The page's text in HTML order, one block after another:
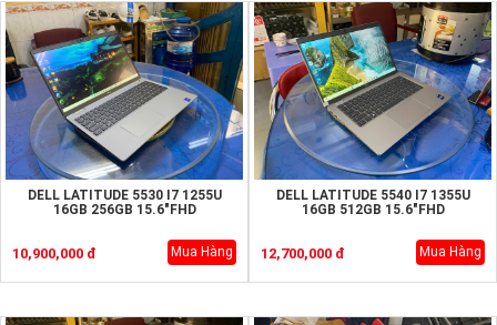
DELL LATITUDE 5530 I7 1255U
16GB 256GB 15.6"FHD
10,900,000 đ Mua Hàng
DELL LATITUDE 5540 I7 1355U
16GB 512GB 15.6"FHD
12,700,000 đ Mua Hàng